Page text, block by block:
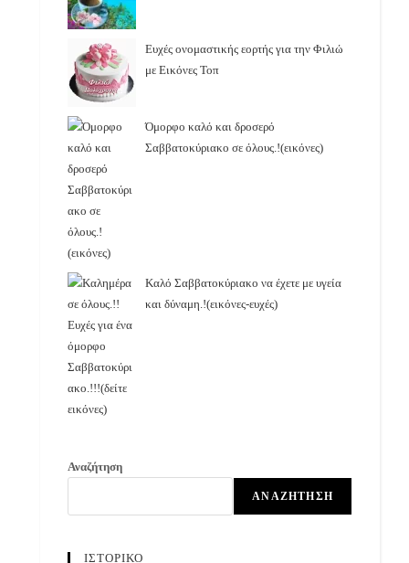
Ευχές ονομαστικής εορτής για την Φιλιώ
με Εικόνες Τοπ
Όμορφο καλό και δροσερό
Σαββατοκύριακο σε όλους.!(εικόνες)
Καλό Σαββατοκύριακο να έχετε με υγεία
και δύναμη.!(εικόνες-ευχές)
Αναζήτηση
ΑΝΑΖΉΤΗΣΗ
ΙΣΤΟΡΙΚΟ